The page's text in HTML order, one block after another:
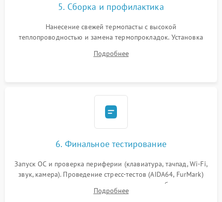
5. Сборка и профилактика
Нанесение свежей термопасты с высокой
теплопроводностью и замена термопрокладок. Установка
шлейфов, модулей памяти и накопителей. Предварительная
Подробнее
6. Финальное тестирование
Запуск ОС и проверка периферии (клавиатура, тачпад, Wi-Fi,
звук, камера). Проведение стресс-тестов (AIDA64, FurMark)
для контроля температурного режима и стабильности
системы под пиковой нагрузкой.
Подробнее